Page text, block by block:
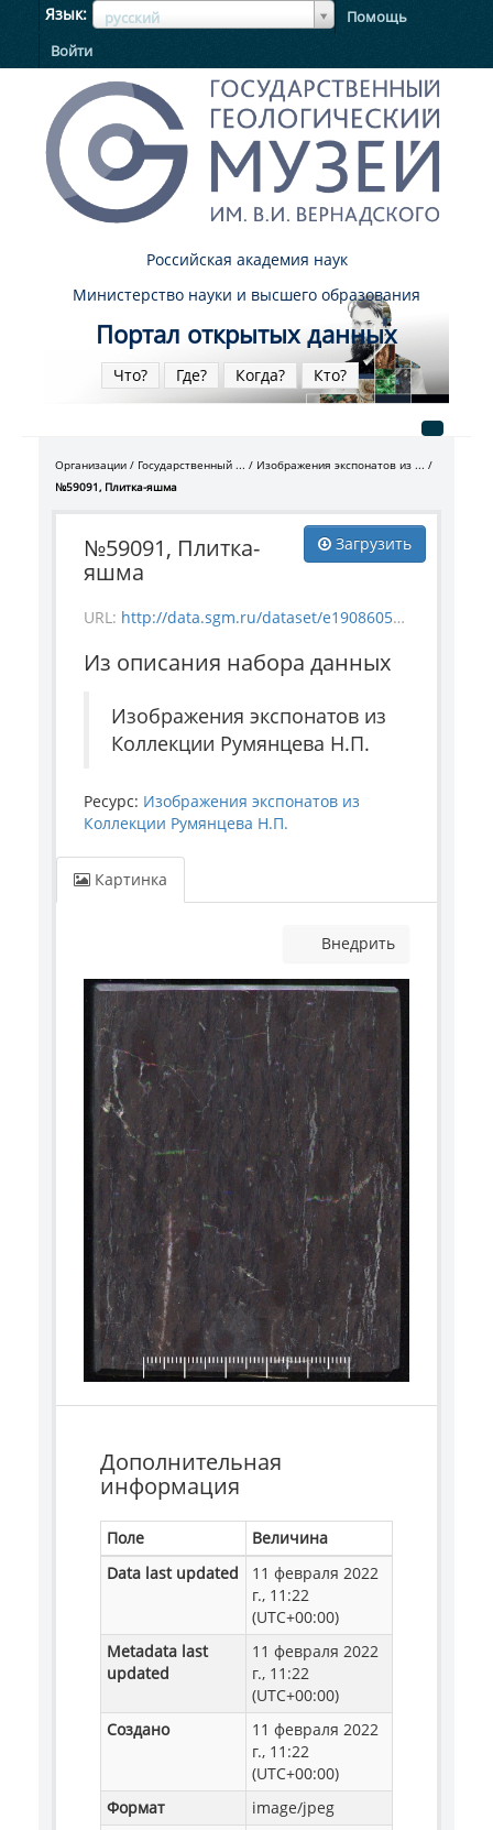
Язык русский
ЯзыкЯзык
Помощь
Войти
Российская академия наук
Министерство науки и высшего образования
Портал открытых данных
Что? Где? Когда? Кто?
Организации Государственный ...
Изображения экспонатов из ...
№59091, Плитка-яшма
Загрузить
№59091, Плитка-
яшма
URL: http://data.sgm.ru/dataset/e1908605-67c3-4add-a6a7-6c288953c91e/resource/23b9a41e-6acf-4135-b3e8-9aa0fcb3abac/download/1-1005-59091.jpg
Из описания набора данных
Изображения экспонатов из
Коллекции Румянцева Н.П.
Ресурс: Изображения экспонатов из
Коллекции Румянцева Н.П.
Картинка
Внедрить
Дополнительная
информация
Поле
Величина
Data last updated
11 февраля 2022
г., 11:22
(UTC+00:00)
Metadata last
updated
11 февраля 2022
г., 11:22
(UTC+00:00)
Создано
11 февраля 2022
г., 11:22
(UTC+00:00)
Формат
image/jpeg